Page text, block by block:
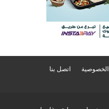
اتصل بنا